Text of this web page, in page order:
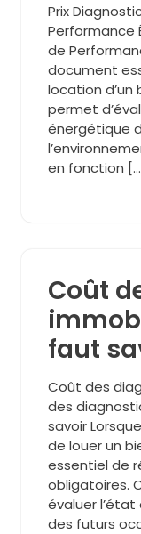
Prix
Performance
de
document
location d’un
permet
énergétique
en fonction
Coût
faut
Coût des
des
savoir
de louer un
essentiel de
obligatoires.
évaluer
des futurs